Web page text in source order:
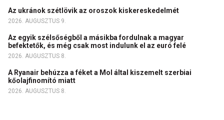
Az ukránok szétlövik az oroszok kiskereskedelmét
2026. AUGUSZTUS 9.
Az egyik szélsőségből a másikba fordulnak a magyar
befektetők, és még csak most indulunk el az euró felé
2026. AUGUSZTUS 8.
A Ryanair behúzza a féket a Mol által kiszemelt szerbiai
kőolajfinomító miatt
2026. AUGUSZTUS 8.